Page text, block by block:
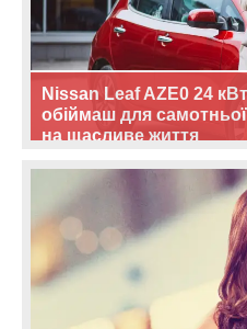
Nissan Leaf AZE0 24
обіймаш для
на щасливе життя